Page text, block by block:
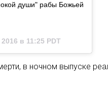
души" рабы Божьей
в 11:25 PDT
в ночном выпуске